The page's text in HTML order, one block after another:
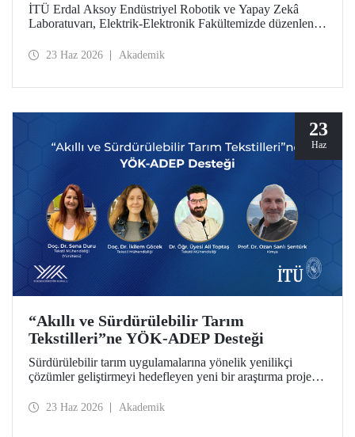
İTÜ Erdal Aksoy Endüstriyel Robotik ve Yapay Zekâ
Laboratuvarı, Elektrik-Elektronik Fakültemizde düzenlenen
23 Haz 2026 Akademik
23
Haz
“Akıllı ve Sürdürülebilir Tarım
Tekstilleri”ne YÖK-ADEP Desteği
Sürdürülebilir tarım uygulamalarına yönelik yenilikçi
çözümler geliştirmeyi hedefleyen yeni bir araştırma projesi,
değerli ürünlere dönüştürülmesini amaçlayan çalışma;
23 Haz 2026 Akademik